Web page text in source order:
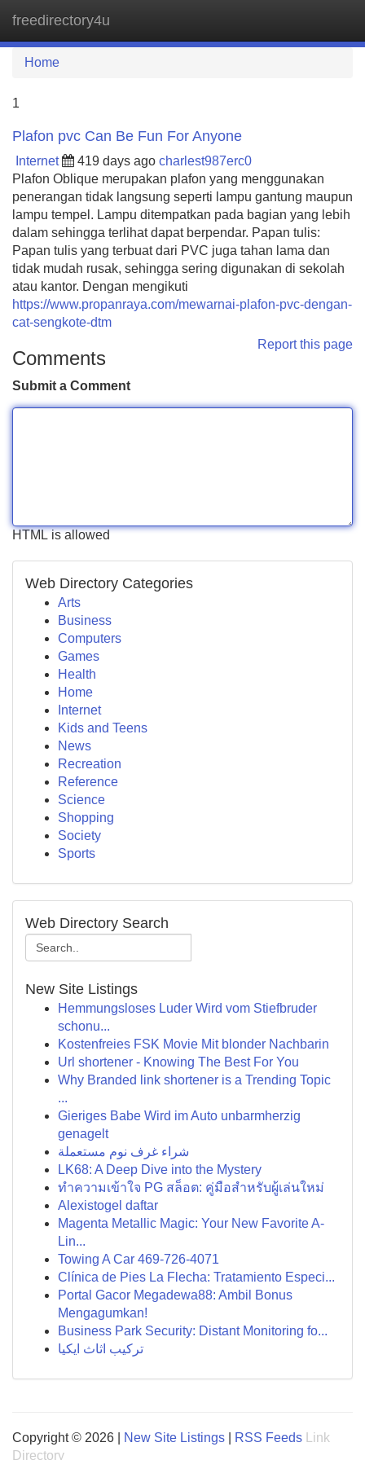
freedirectory4u
Home
1
Plafon pvc Can Be Fun For Anyone
Internet 419 days ago charlest987erc0
Plafon Oblique merupakan plafon yang menggunakan
penerangan tidak langsung seperti lampu gantung maupun
lampu tempel. Lampu ditempatkan pada bagian yang lebih
dalam sehingga terlihat dapat berpendar. Papan tulis:
Papan tulis yang terbuat dari PVC juga tahan lama dan
tidak mudah rusak, sehingga sering digunakan di sekolah
atau kantor. Dengan mengikuti
https://www.propanraya.com/mewarnai-plafon-pvc-dengan-
cat-sengkote-dtm
Report this page
Comments
Submit a Comment
HTML is allowed
Web Directory Categories
Arts
Business
Computers
Games
Health
Home
Internet
Kids and Teens
News
Recreation
Reference
Science
Shopping
Society
Sports
Web Directory Search
New Site Listings
Hemmungsloses Luder Wird vom Stiefbruder
schonu...
Kostenfreies FSK Movie Mit blonder Nachbarin
Url shortener - Knowing The Best For You
Why Branded link shortener is a Trending Topic
...
Gieriges Babe Wird im Auto unbarmherzig
genagelt
شراء غرف نوم مستعملة
LK68: A Deep Dive into the Mystery
ทำความเข้าใจ PG สล็อต: คู่มือสำหรับผู้เล่นใหม่
Alexistogel daftar
Magenta Metallic Magic: Your New Favorite A-
Lin...
Towing A Car 469-726-4071
Clínica de Pies La Flecha: Tratamiento Especi...
Portal Gacor Megadewa88: Ambil Bonus
Mengagumkan!
Business Park Security: Distant Monitoring fo...
تركيب اثاث ايكيا
Copyright © 2026 | New Site Listings RSS Feeds
Link
Directory